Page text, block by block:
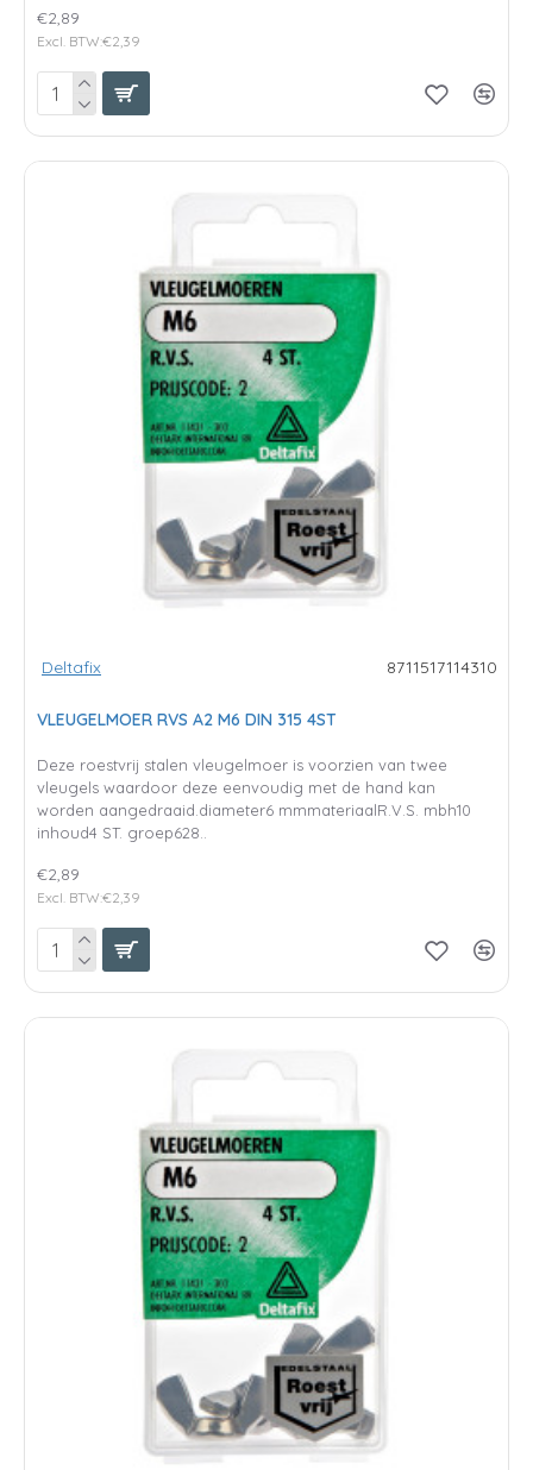
€2,89
Excl. BTW:€2,39
Deltafix 8711517114310
VLEUGELMOER RVS A2 M6 DIN 315 4ST
Deze roestvrij stalen vleugelmoer is voorzien van twee
vleugels waardoor deze eenvoudig met de hand kan
worden aangedraaid.diameter6 mmmateriaalR.V.S. mbh10
inhoud4 ST. groep628..
€2,89
Excl. BTW:€2,39